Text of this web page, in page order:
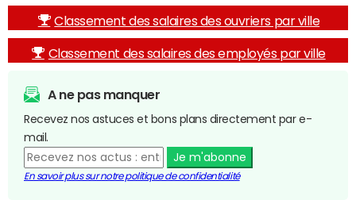
Classement des salaires des ouvriers par ville
Classement des salaires des employés par ville
A ne pas manquer
Recevez nos astuces et bons plans directement par e-
mail.
Je m'abonne
En savoir plus sur notre politique de confidentialité